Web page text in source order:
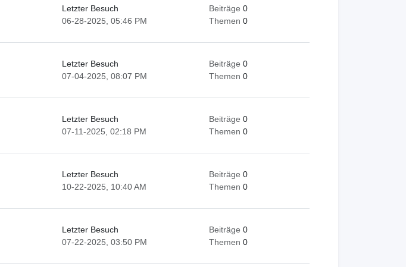
Letzter Besuch
06-28-2025, 05:46 PM
Beiträge 0
Themen 0
Letzter Besuch
07-04-2025, 08:07 PM
Beiträge 0
Themen 0
Letzter Besuch
07-11-2025, 02:18 PM
Beiträge 0
Themen 0
Letzter Besuch
10-22-2025, 10:40 AM
Beiträge 0
Themen 0
Letzter Besuch
07-22-2025, 03:50 PM
Beiträge 0
Themen 0